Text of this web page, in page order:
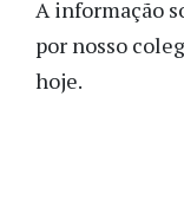
A informação
por nosso
hoje.